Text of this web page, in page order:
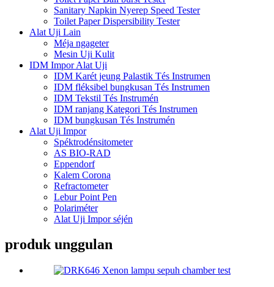
Sanitary Napkin Nyerep Speed ​​Tester
Toilet Paper Dispersibility Tester
Alat Uji Lain
Méja ngageter
Mesin Uji Kulit
IDM Impor Alat Uji
IDM Karét jeung Palastik Tés Instrumen
IDM fléksibel bungkusan Tés Instrumen
IDM Tekstil Tés Instrumén
IDM ranjang Kategori Tés Instrumen
IDM bungkusan Tés Instrumén
Alat Uji Impor
Spéktrodénsitometer
AS BIO-RAD
Eppendorf
Kalem Corona
Refractometer
Lebur Point Pen
Polariméter
Alat Uji Impor séjén
produk unggulan